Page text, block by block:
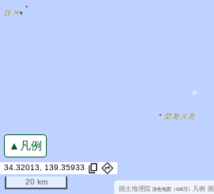
34.32013, 139.35933
凡例
国土地理院 淡色地図（100万） 凡例
20 km